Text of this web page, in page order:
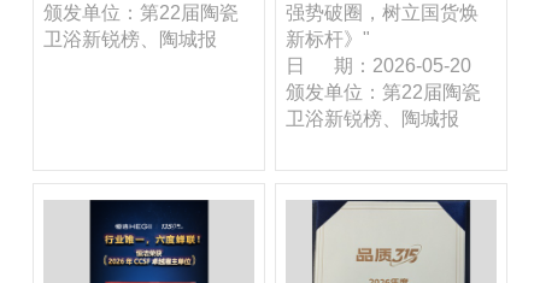
颁发单位：第22届陶瓷
卫浴新锐榜、陶城报
强势破圈，树立国货焕
新标杆》"
日 期：2026-05-20
颁发单位：第22届陶瓷
卫浴新锐榜、陶城报